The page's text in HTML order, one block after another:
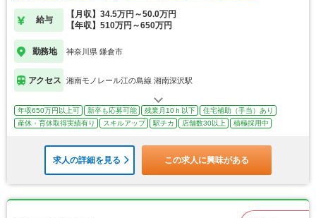
給与
【月収】34.5万円～50.0万円
【年収】510万円～650万円
勤務地 神奈川県 鎌倉市
アクセス 湘南モノレール江の島線 湘南深沢駅
年収650万円以上可 新卒も応募可能 残業月10ｈ以下
住宅補助（手当）あり
産休・育休取得実績有り
スキルアップ 駅チカ 店舗数30以上 積極採用中
求人の詳細を見る この求人に興味がある